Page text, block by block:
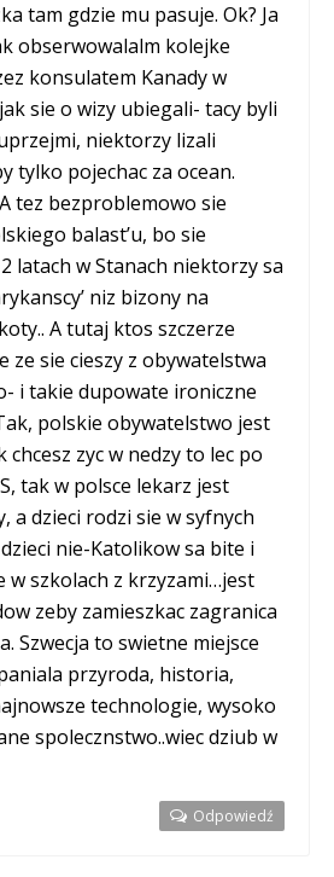
tam gdzie mu pasuje. Ok? Ja
obserwowalalm kolejke
konsulatem Kanady w
sie o wizy ubiegali- tacy byli
niektorzy lizali
tylko pojechac za ocean.
tez bezproblemowo sie
balast’u, bo sie
latach w Stanach niektorzy sa
niz bizony na
A tutaj ktos szczerze
ze sie cieszy z obywatelstwa
i takie dupowate ironiczne
polskie obywatelstwo jest
chcesz zyc w nedzy to lec po
tak w polsce lekarz jest
a dzieci rodzi sie w syfnych
nie-Katolikow sa bite i
w szkolach z krzyzami…jest
zeby zamieszkac zagranica
Szwecja to swietne miejsce
przyroda, historia,
technologie, wysoko
spolecznstwo..wiec dziub w
Odpowiedź